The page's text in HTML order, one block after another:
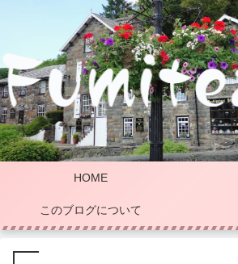
HOME
このブログについて